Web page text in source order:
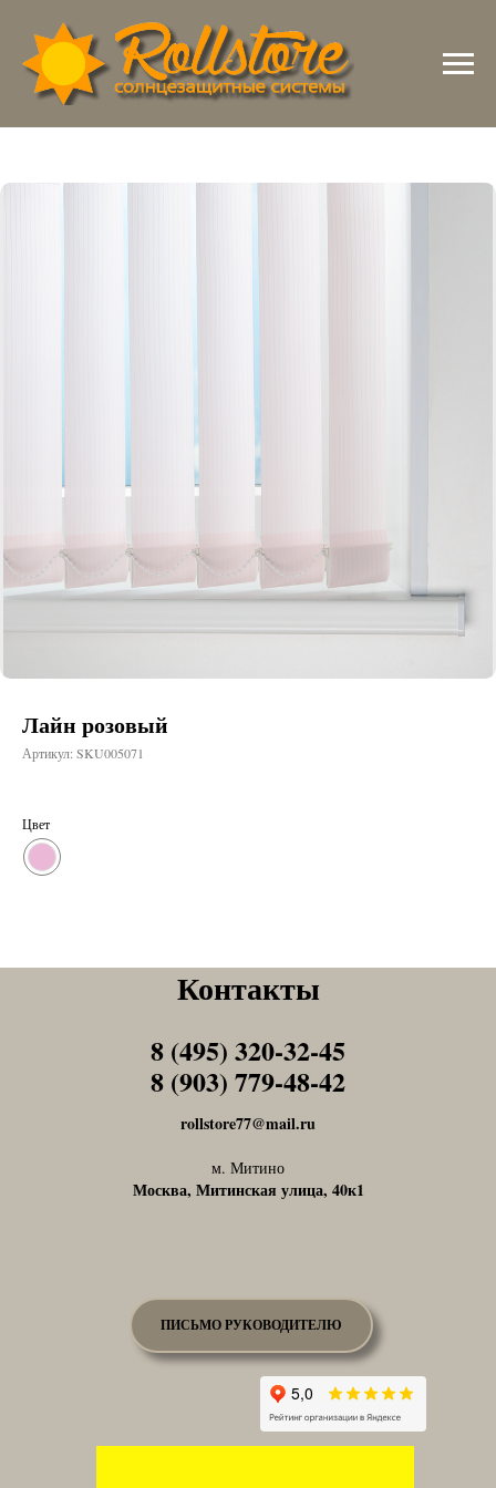
Лайн розовый
Артикул: SKU005071
Цвет
Контакты
rollstore77@mail.ru
м. Митино
Москва, Митинская улица, 40к1
8 (495) 320-32-45
8 (903) 779-48-42
Tel1
Tel1
ПИСЬМО РУКОВОДИТЕЛЮ